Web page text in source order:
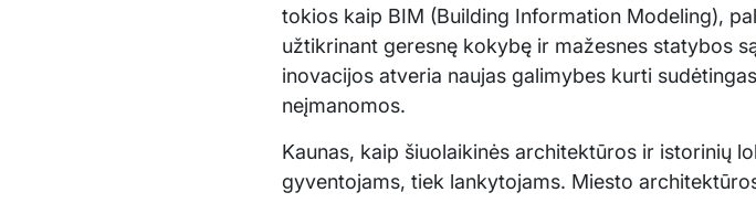
tokios kaip BIM (Building Information Modeling),
užtikrinant geresnę kokybę ir mažesnes statybos
inovacijos atveria naujas galimybes kurti
neįmanomos.
Kaunas, kaip šiuolaikinės architektūros ir istorinių
gyventojams, tiek lankytojams. Miesto